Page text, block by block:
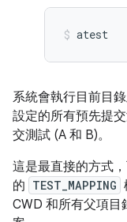
atest
系統會執行目前目
設定的所有預先提
交測試 (A 和 B)。
這是最直接的方式
的 TEST_MAPPING
CWD 和所有父項目